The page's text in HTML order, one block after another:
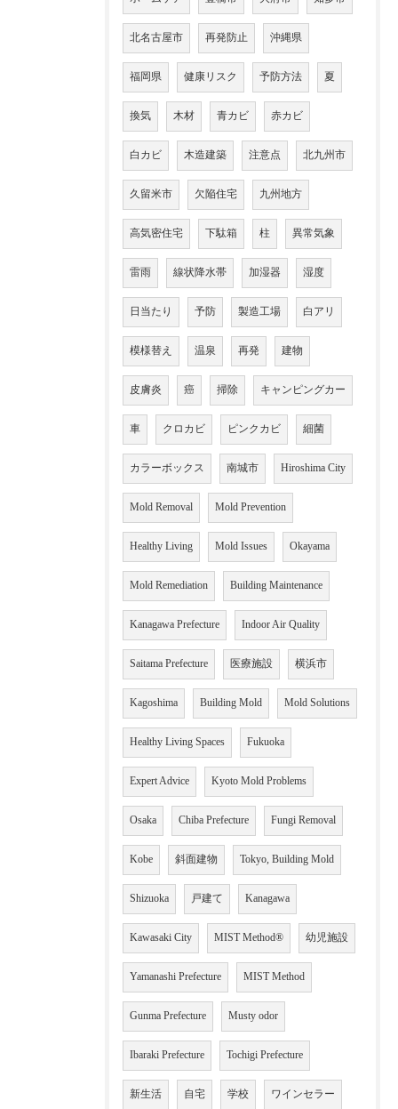
北名古屋市 再発防止 沖縄県
福岡県 健康リスク 予防方法 夏
換気 木材 青カビ 赤カビ
白カビ 木造建築 注意点 北九州市
久留米市 欠陥住宅 九州地方
高気密住宅 下駄箱 柱 異常気象
雷雨 線状降水帯 加湿器 湿度
日当たり 予防 製造工場 白アリ
模様替え 温泉 再発 建物
皮膚炎 癌 掃除 キャンピングカー
車 クロカビ ピンクカビ 細菌
カラーボックス 南城市 Hiroshima City
Mold Removal Mold Prevention
Healthy Living Mold Issues Okayama
Mold Remediation Building Maintenance
Kanagawa Prefecture Indoor Air Quality
Saitama Prefecture 医療施設 横浜市
Kagoshima Building Mold Mold Solutions
Healthy Living Spaces Fukuoka
Expert Advice Kyoto Mold Problems
Osaka Chiba Prefecture Fungi Removal
Kobe 斜面建物 Tokyo, Building Mold
Shizuoka 戸建て Kanagawa
Kawasaki City MIST Method® 幼児施設
Yamanashi Prefecture MIST Method
Gunma Prefecture Musty odor
Ibaraki Prefecture Tochigi Prefecture
新生活 自宅 学校 ワインセラー